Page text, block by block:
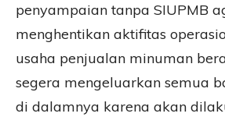
penyampaian tanpa SIUPMB
menghentikan aktifitas
usaha penjualan minuman
segera mengeluarkan semua
di dalamnya karena akan